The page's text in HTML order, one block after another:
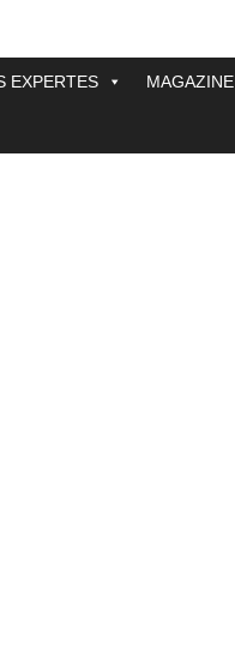
EXPERTES MAGAZINE